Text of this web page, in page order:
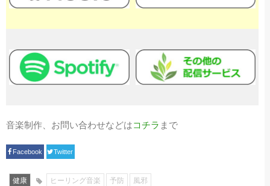
音楽制作、お問い合わせなどはコチラ まで
Facebook Twitter
健康 ヒーリング音楽 予防 風邪